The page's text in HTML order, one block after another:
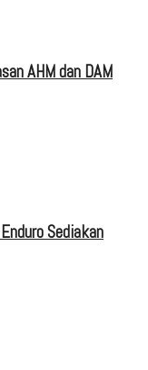
AHM dan DAM
Sediakan